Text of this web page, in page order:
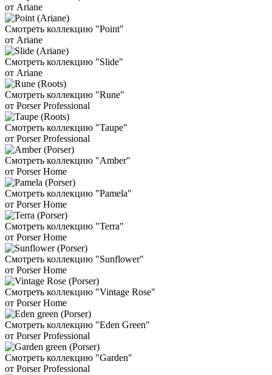
от Ariane
Смотреть коллекцию "Point"
от Ariane
Смотреть коллекцию "Slide"
от Ariane
Смотреть коллекцию "Rune"
от Porser Professional
Смотреть коллекцию "Taupe"
от Porser Professional
Смотреть коллекцию "Amber"
от Porser Home
Смотреть коллекцию "Pamela"
от Porser Home
Смотреть коллекцию "Terra"
от Porser Home
Смотреть коллекцию "Sunflower"
от Porser Home
Смотреть коллекцию "Vintage Rose"
от Porser Home
Смотреть коллекцию "Eden Green"
от Porser Professional
Смотреть коллекцию "Garden"
от Porser Professional